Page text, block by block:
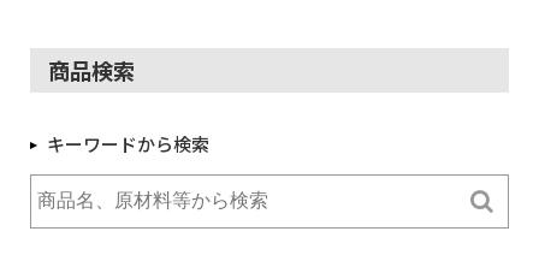
商品検索
キーワードから検索